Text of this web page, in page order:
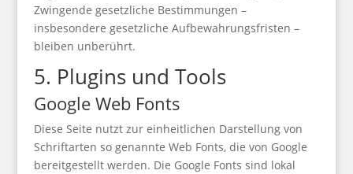
Zwingende gesetzliche Bestimmungen –
insbesondere gesetzliche Aufbewahrungsfristen –
bleiben unberührt.
5. Plugins und Tools
Google Web Fonts
Diese Seite nutzt zur einheitlichen Darstellung von
Schriftarten so genannte Web Fonts, die von Google
bereitgestellt werden. Die Google Fonts sind lokal